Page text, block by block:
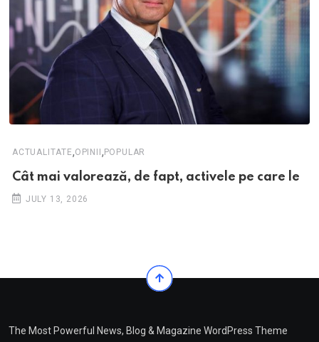
ACTUALITATE,OPINII , POPULAR
Cât mai valorează, de fapt, activele pe care le
JULY 13, 2026
The Most Powerful News, Blog & Magazine WordPress Theme